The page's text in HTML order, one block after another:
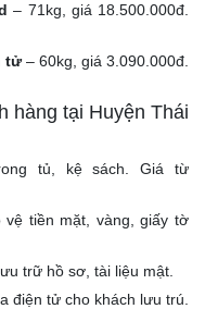
– 71kg, giá 18.500.000đ.
tử– 60kg, giá 3.090.000đ.
hàng tại Huyện Thái
tủ, kệ sách. Giá từ
vệ tiền mặt, vàng, giấy tờ
trữ hồ sơ, tài liệu mật.
điện tử cho khách lưu trú.